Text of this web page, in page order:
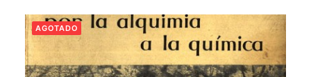
AGOTADO